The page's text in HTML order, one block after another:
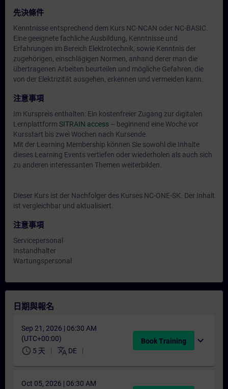
先決條件
Kenntnisse entsprechend dem Kurs NC-NCAN oder NC-BASIC.
Eine geeignete fachliche Ausbildung, Kenntnisse und
Erfahrungen im Bereich Elektrotechnik, sowie Kenntnis der
zugehörigen, einschlägigen Normen, anhand derer man die
übertragenen Arbeiten beurteilen und mögliche Gefahren, die
von der Elektrizität ausgehen, erkennen und vermeiden kann.
注意事項
Im Kurspreis enthalten: Ein kostenfreier Zugang zur digitalen
Lernplattform SITRAIN access – beginnend eine Woche vor
Kursstart bis zwei Wochen nach Kursende.
Mit der Learning Membership können Sie sowohl die Inhalte
dieses Learning Events vertiefen oder wiederholen als auch sich
zu anderen interessanten Themen weiterbilden.
Dieser Kurs ist der Nachfolger des Kurses NC-ONE-SK. Der Inhalt
ist vergleichbar und aktualisiert.
注意事項
Servicepersonal
Instandhalter
Wartungspersonal
日期與報名
Sep 21, 2026 | 06:30 AM
(UTC+00:00)
schedule 5 天 translate DE
Book Training expand_more
Oct 05, 2026 | 06:30 AM